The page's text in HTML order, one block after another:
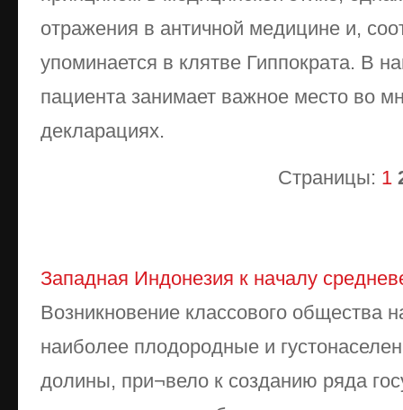
отражения в античной медицине и,
упоминается в клятве Гиппократа. В
пациента занимает важное место во
декларациях.
Страницы: 1
Западная Индонезия к началу
Возникновение классового общества
наиболее плодородные и
долины, при¬вело к созданию ряда